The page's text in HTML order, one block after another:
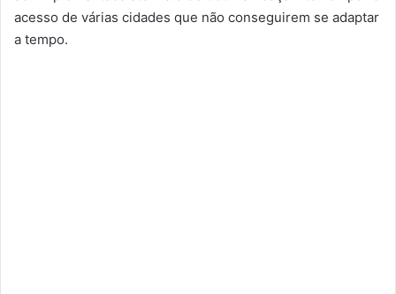
acesso de várias cidades que não conseguirem se adaptar
a tempo.